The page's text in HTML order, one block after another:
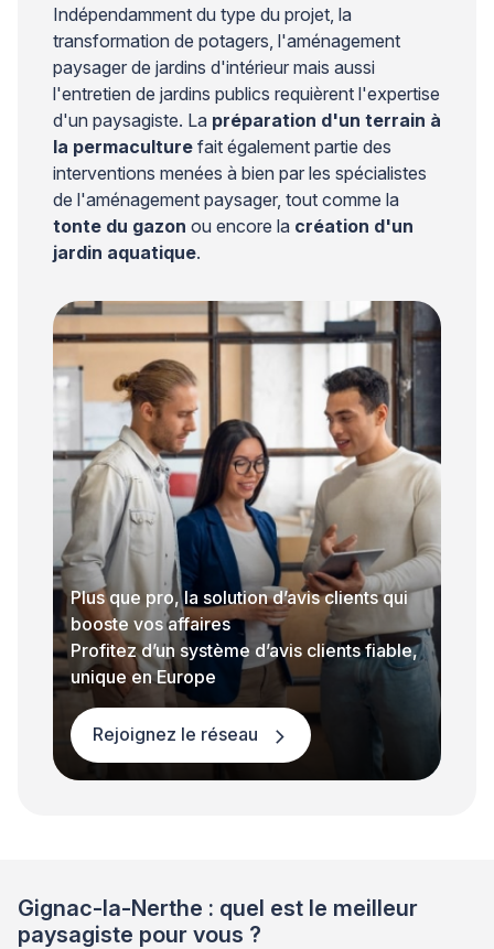
Indépendamment du type du projet, la
transformation de potagers, l'aménagement
paysager de jardins d'intérieur mais aussi
l'entretien de jardins publics requièrent l'expertise
d'un paysagiste. La préparation d'un terrain à
la permaculture fait également partie des
interventions menées à bien par les spécialistes
de l'aménagement paysager, tout comme la
tonte du gazon ou encore la création d'un
jardin aquatique.
Plus que pro, la solution d’avis clients qui
booste vos affaires
Profitez d’un système d’avis clients fiable,
unique en Europe
Rejoignez le réseau
Gignac-la-Nerthe : quel est le meilleur
paysagiste pour vous ?